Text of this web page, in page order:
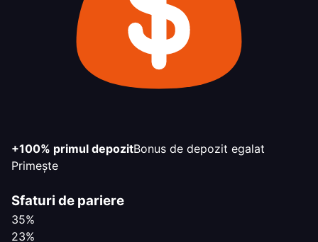
+100% primul depozitBonus de depozit egalat
Primește
Sfaturi de pariere
35%
23%